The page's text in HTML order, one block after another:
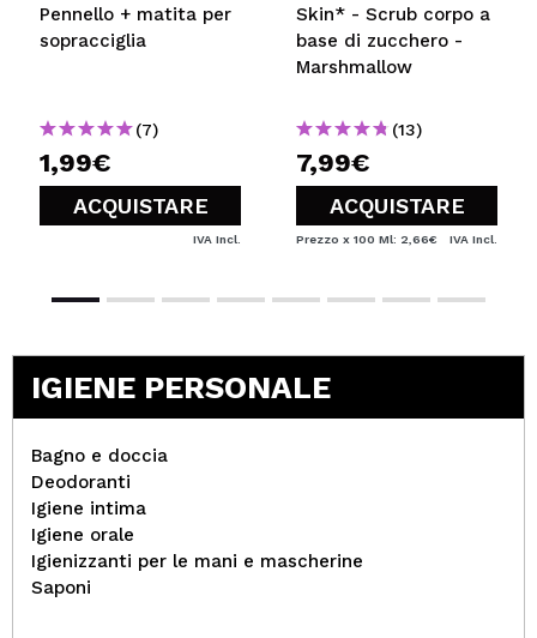
Pennello + matita per
sopracciglia
(7)
1,99€
ACQUISTARE
IVA Incl.
Skin* - Scrub corpo a
base di zucchero -
Marshmallow
(13)
7,99€
ACQUISTARE
Prezzo x 100 Ml: 2,66€ IVA Incl.
IGIENE PERSONALE
Bagno e doccia
Deodoranti
Igiene intima
Igiene orale
Igienizzanti per le mani e mascherine
Saponi